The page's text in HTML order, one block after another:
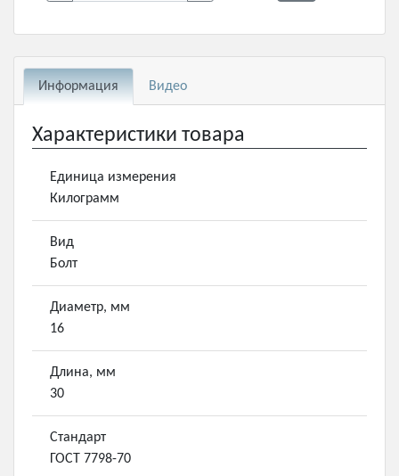
Информация Видео
Характеристики товара
Единица измерения
Килограмм
Вид
Болт
Диаметр, мм
16
Длина, мм
30
Стандарт
ГОСТ 7798-70